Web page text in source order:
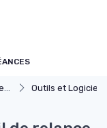
Outils et Logiciels de